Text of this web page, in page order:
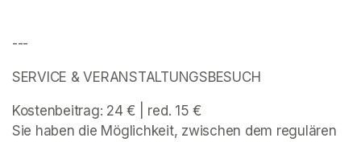
---
SERVICE & VERANSTALTUNGSBESUCH
Kostenbeitrag: 24 € | red. 15 €
Sie haben die Möglichkeit, zwischen dem regulären